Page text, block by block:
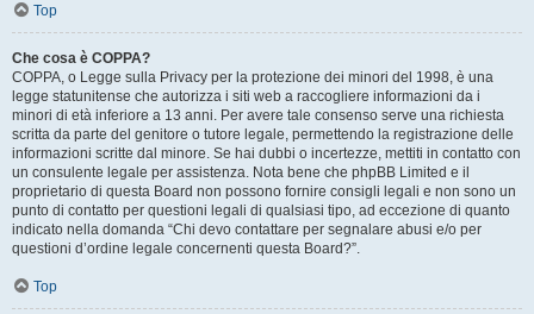
Top
Che cosa è COPPA?
COPPA, o Legge sulla Privacy per la protezione dei minori del 1998, è una
legge statunitense che autorizza i siti web a raccogliere informazioni da i
minori di età inferiore a 13 anni. Per avere tale consenso serve una richiesta
scritta da parte del genitore o tutore legale, permettendo la registrazione delle
informazioni scritte dal minore. Se hai dubbi o incertezze, mettiti in contatto con
un consulente legale per assistenza. Nota bene che phpBB Limited e il
proprietario di questa Board non possono fornire consigli legali e non sono un
punto di contatto per questioni legali di qualsiasi tipo, ad eccezione di quanto
indicato nella domanda “Chi devo contattare per segnalare abusi e/o per
questioni d’ordine legale concernenti questa Board?”.
Top